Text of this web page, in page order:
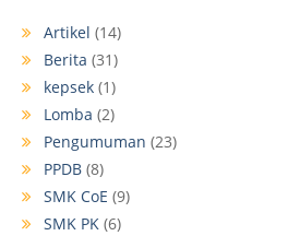
Artikel (14)
Berita (31)
kepsek (1)
Lomba (2)
Pengumuman (23)
PPDB (8)
SMK CoE (9)
SMK PK (6)